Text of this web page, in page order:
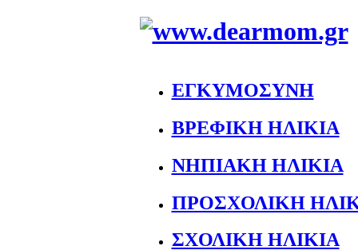
ΕΓΚΥΜΟΣΥΝΗ
ΒΡΕΦΙΚΗ ΗΛΙΚΙΑ
ΝΗΠΙΑΚΗ ΗΛΙΚΙΑ
ΠΡΟΣΧΟΛΙΚΗ
ΣΧΟΛΙΚΗ ΗΛΙΚΙΑ